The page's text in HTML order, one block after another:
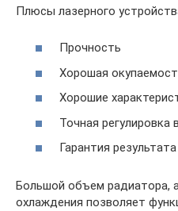
Плюсы лазерного
Прочность
Хорошая
Хорошие
Точная регулировка
Гарантия результата
Большой объем радиатора,
охлаждения позволяет